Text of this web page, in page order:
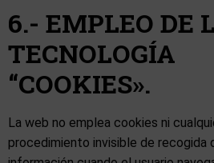
6.- EMPLEO DE
TECNOLOGÍA
“COOKIES».
La web no emplea cookies ni
procedimiento invisible de recogida